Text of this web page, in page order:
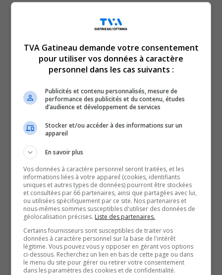
Parmi les invités, 32 personnes ont été touchées, et le
malades.
Pour certains, les symptômes ressemblaient davantage
à une infection combinant gastro et COVID-19,
provoquant douleurs musculaires et grande fatigue.
Un des invités, Pier-Luc, affirme qu’il était conscient des
une telle ampleur, regrettant d’avoir emmené son enfant
en bas âge.
J’étais au courant qu’il y ait des risques de voyager pour
ce genre de truc là. La gastro, mais je n’aurais peut-être
pas été avec mon enfant de moins de deux ans. Avoir su
que c’était aussi violent que ça.
Pier-Luc, partie en voyage au Mexique
À cette situation difficile se sont ajoutés des retards de
vol de 48 heures et un manque total de communication
avec la compagnie aérienne Sunwing.
Les voyageurs, transférés dans un autre resort, ont
TVA Gatineau demande votre consentement
pour utiliser vos données à caractère
personnel dans les cas suivants :
Publicités et contenu personnalisés, mesure de
performance des publicités et du contenu, études
d’audience et développement de services
Stocker et/ou accéder à des informations sur un
appareil
En savoir plus
Vos données à caractère personnel seront traitées, et les
informations liées à votre appareil (cookies, identifiants
uniques et autres types de données) pourront être stockées
et consultées par 66 partenaires, ainsi que partagées avec lui,
ou utilisées spécifiquement par ce site. Nos partenaires et
nous-mêmes sommes susceptibles d'utiliser des données de
géolocalisation précises. Liste des partenaires.
Certains fournisseurs sont susceptibles de traiter vos
données à caractère personnel sur la base de l'intérêt
légitime. Vous pouvez vous y opposer en gérant vos options
ci-dessous. Recherchez un lien en bas de cette page ou dans
le menu du site pour gérer ou retirer votre consentement
dans les paramètres des cookies et de confidentialité.